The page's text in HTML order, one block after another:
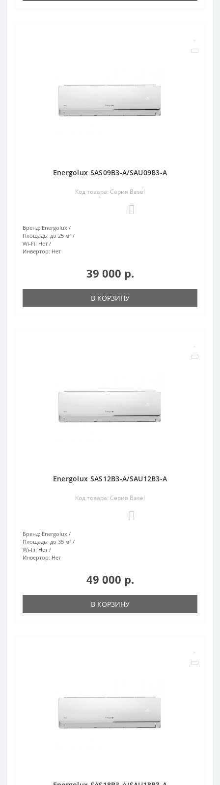
Energolux SAS09B3-A/SAU09B3-A
Код товара: Серия Basel
Бренд: Energolux
Площадь: до 25 м²
Wi-Fi: Нет
Инвертор: Нет
39 000 р.
В КОРЗИНУ
Energolux SAS12B3-A/SAU12B3-A
Код товара: Серия Basel
Бренд: Energolux
Площадь: до 35 м²
Wi-Fi: Нет
Инвертор: Нет
49 000 р.
В КОРЗИНУ